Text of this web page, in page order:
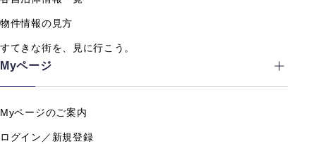
物件情報の見方
すてきな街を、見に行こう。
Myページ
Myページのご案内
ログイン／新規登録